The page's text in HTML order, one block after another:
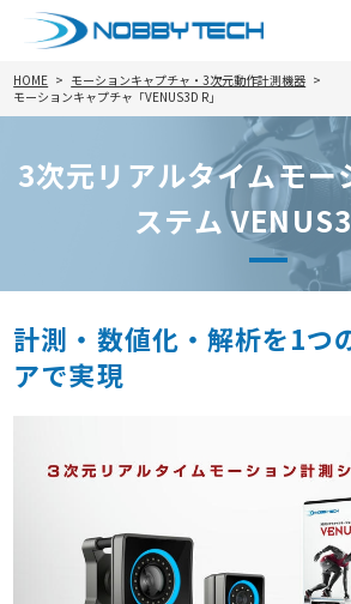
HOME
モーションキャプチャ・3次元動作計測機器
モーションキャプチャ「VENUS3D R」
3次元リアルタイムモー
ステム
計測・数値化・解析を1つ
アで実現